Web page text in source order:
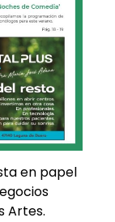
en papel
Artes.